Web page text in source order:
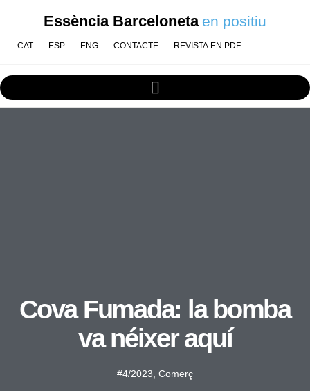
Essència Barceloneta en positiu
CAT ESP ENG CONTACTE REVISTA EN PDF
Cova Fumada: la bomba
va néixer aquí
#4/2023 Comerç